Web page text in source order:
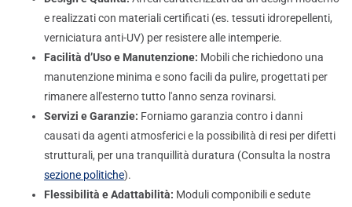
e realizzati con materiali certificati (es. tessuti idrorepellenti,
verniciatura anti-UV) per resistere alle intemperie.
Facilità d’Uso e Manutenzione: Mobili che richiedono una
manutenzione minima e sono facili da pulire, progettati per
rimanere all'esterno tutto l'anno senza rovinarsi.
Servizi e Garanzie: Forniamo garanzia contro i danni
causati da agenti atmosferici e la possibilità di resi per difetti
strutturali, per una tranquillità duratura (Consulta la nostra
sezione politiche).
Flessibilità e Adattabilità: Moduli componibili e sedute